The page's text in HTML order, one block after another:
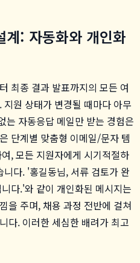
계: 자동화와 개인화
최종 결과 발표까지의 모든 여
원 상태가 변경될 때마다 아무
는 자동응답 메일만 받는 경험은
단계별 맞춤형 이메일/문자 템
, 모든 지원자에게 시기적절하
다. '홍길동님, 서류 검토가 완
다.'와 같이 개인화된 메시지는
을 주며, 채용 과정 전반에 걸쳐
다. 이러한 세심한 배려가 최고